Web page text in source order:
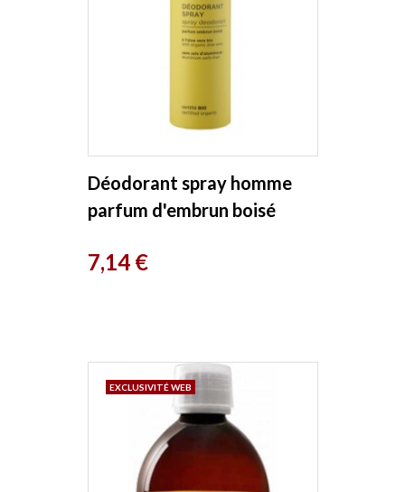
Déodorant spray homme
parfum d'embrun boisé
Prix
7,14 €
EXCLUSIVITÉ WEB